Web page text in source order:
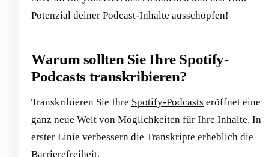
Potenzial deiner Podcast-Inhalte ausschöpfen!
Warum sollten Sie Ihre Spotify-
Podcasts transkribieren?
Transkribieren Sie Ihre Spotify-Podcasts eröffnet eine
ganz neue Welt von Möglichkeiten für Ihre Inhalte. In
erster Linie verbessern die Transkripte erheblich die
Barrierefreiheit.